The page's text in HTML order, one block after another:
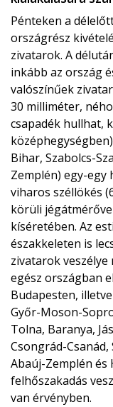
Pénteken a
országrész
zivatarok. A
inkább az ország
valószínűek
30 milliméter,
csapadék hullhat,
Bihar, Szabolcs-
Zemplén) egy-egy
viharos széllökés
körüli
kíséretében. Az
északkeleten is
zivatarok veszélye
egész országban
Budapesten,
Győr-Moson-
Tolna, Baranya,
Csongrád-
Abaúj-Zemplén és
felhőszakadás
van érvényben.